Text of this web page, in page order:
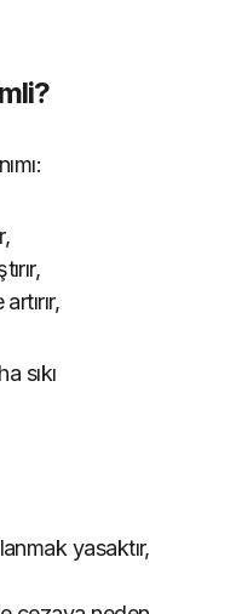
sıkı
yasaktır,